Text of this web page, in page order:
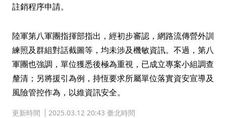
註銷程序申請。
陸軍第八軍團指揮部指出，經初步審認，網路流傳營外訓
練照及群組對話截圖等，均未涉及機敏資訊。不過，第八
軍團也強調，單位獲悉後極為重視，已成立專案小組調查
釐清；另將援引為例，持恆要求所屬單位落實資安宣導及
風險管控作為，以維資訊安全。
更新時間 2025.03.12 20:43 臺北時間